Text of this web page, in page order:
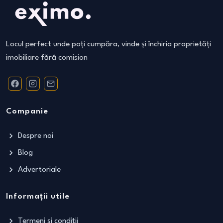
Locul perfect unde poți cumpăra, vinde și închiria proprietăți
imobiliare fără comision
Companie
Despre noi
Blog
Advertoriale
Informații utile
Termeni și condiții